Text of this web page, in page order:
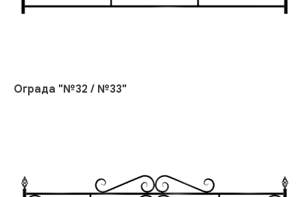
Ограда "№32 / №33"